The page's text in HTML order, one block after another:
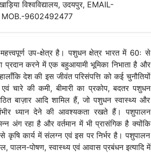
विश्वविद्यालय, उदयपुर, EMAIL-
MOB.-9602492477
उप-क्षेत्र है। पशुधन क्षेत्र भारत में 60ः से
प्रदान करने में एक बहुआयामी भूमिका निभाता है और
देश की इस जीवंत परिसंपत्ति को कई चुनौतियों
चारे की कमी, बीमारी का प्रकोप, बदतर पशुधन
बाज़ार आदि शामिल हैं, जो पशुधन स्वास्थ्य और
ध्यान देने की आवश्यकता रखते हैं। पशुपालन
अंग रहा है और वर्तमान में भी प्रासंगिक है क्योंकि
कृषि कार्य में संलग्न एवं इस पर निर्भर है। पशुपालन
पोषण, स्वास्थ्य एवं आवास प्रबंधन इत्यादि में